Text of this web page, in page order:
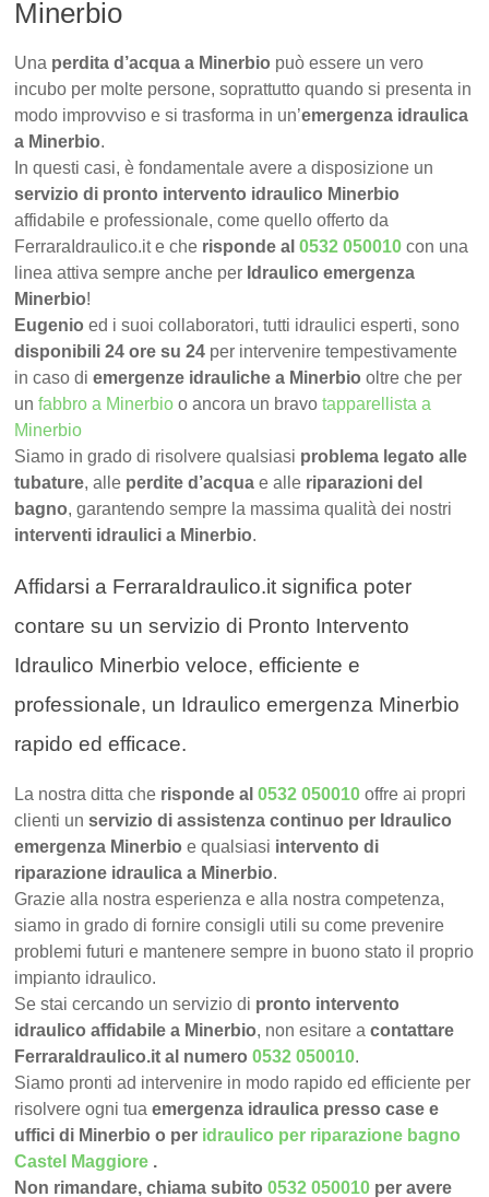
Minerbio
Una perdita d’acqua a Minerbio può essere un vero
incubo per molte persone, soprattutto quando si presenta in
modo improvviso e si trasforma in un’emergenza idraulica
a Minerbio.
In questi casi, è fondamentale avere a disposizione un
servizio di pronto intervento idraulico Minerbio
affidabile e professionale, come quello offerto da
FerraraIdraulico.it e che risponde al0532 050010 con una
linea attiva sempre anche per Idraulico emergenza
Minerbio!
Eugenio ed i suoi collaboratori, tutti idraulici esperti, sono
disponibili 24 ore su 24 per intervenire tempestivamente
in caso diemergenze idrauliche a Minerbiooltre che per
unfabbro a Minerbio o ancora un bravotapparellista a
Minerbio
Siamo in grado di risolvere qualsiasi problema legato alle
tubature, alle perdite d’acqua e alle riparazioni del
bagno, garantendo sempre la massima qualità dei nostri
interventi idraulici a Minerbio.
Affidarsi a FerraraIdraulico.it significa poter
contare su un servizio di Pronto Intervento
Idraulico Minerbio veloce, efficiente e
professionale, un Idraulico emergenza Minerbio
rapido ed efficace.
La nostra ditta che risponde al0532 050010 offre ai propri
clienti unservizio di assistenza continuo per Idraulico
emergenza Minerbio e qualsiasi intervento di
riparazione idraulica a Minerbio.
Grazie alla nostra esperienza e alla nostra competenza,
siamo in grado di fornire consigli utili su come prevenire
problemi futuri e mantenere sempre in buono stato il proprio
impianto idraulico.
Se stai cercando un servizio di pronto intervento
idraulico affidabile a Minerbio, non esitare acontattare
FerraraIdraulico.it al numero0532 050010.
Siamo pronti ad intervenire in modo rapido ed efficiente per
risolvere ogni tuaemergenza idraulica presso case e
uffici di Minerbio o per idraulico per riparazione bagno
Castel Maggiore .
Non rimandare, chiama subito0532 050010 per avere